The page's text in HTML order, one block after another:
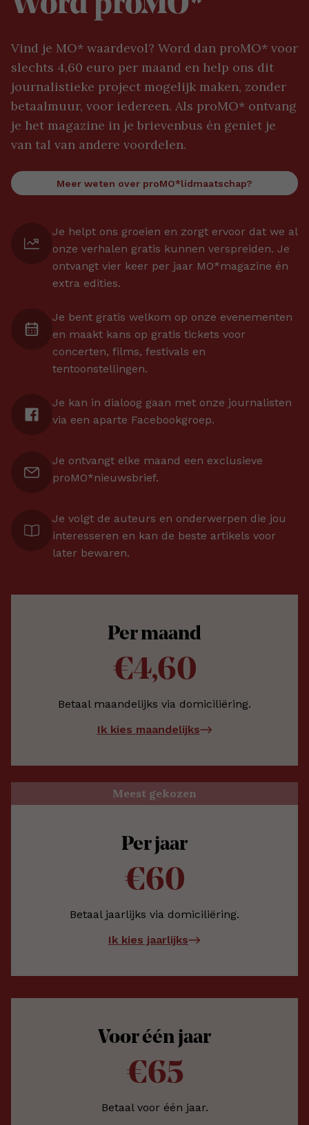
Vind je MO* waardevol? Word dan proMO* voor
slechts 4,60 euro per maand en help ons dit
journalistieke project mogelijk maken, zonder
betaalmuur, voor iedereen. Als proMO* ontvang
je het magazine in je brievenbus én geniet je
van tal van andere voordelen.
Meer weten over proMO*lidmaatschap?
Je helpt ons groeien en zorgt ervoor dat we al
onze verhalen gratis kunnen verspreiden. Je
ontvangt vier keer per jaar MO*magazine én
extra edities.
Je bent gratis welkom op onze evenementen
en maakt kans op gratis tickets voor
concerten, films, festivals en
tentoonstellingen.
Je kan in dialoog gaan met onze journalisten
via een aparte Facebookgroep.
Je ontvangt elke maand een exclusieve
proMO*nieuwsbrief.
Je volgt de auteurs en onderwerpen die jou
interesseren en kan de beste artikels voor
later bewaren.
Per maand
€4,60
Betaal maandelijks via domiciliëring.
Ik kies maandelijks
Meest gekozen
Per jaar
€60
Betaal jaarlijks via domiciliëring.
Ik kies jaarlijks
Voor één jaar
€65
Betaal voor één jaar.